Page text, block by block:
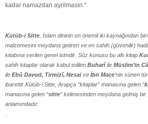
kadar namazdan ayrilmasin."
Kütüb-i Sitte , İslam dininin en önemli iki kaynağından
malzemesini meydana getiren ve en sahih (güvenilir)
kitabına verilen genel isimdir. Söz konusu bu altı kitap
sahih kitaplar olarak kabul edilen Buharîile Müslim’in
ile Ebû Davud, Tirmizî, Nesaive İbn Mace’nin sünen
ibarettir.Kütüb-i Sitte, Arapça “kitaplar” manasına gelen “
manasına gelen “sitte” kelimesinden meydana gelmiş bir
anlamındadır.